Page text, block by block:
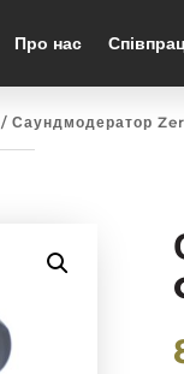
Про нас
/ Саундмодератор